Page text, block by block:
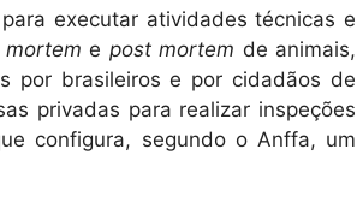
executar atividades técnicas e
e post mortem de animais,
por brasileiros e por cidadãos de
privadas para realizar inspeções
configura, segundo o Anffa, um